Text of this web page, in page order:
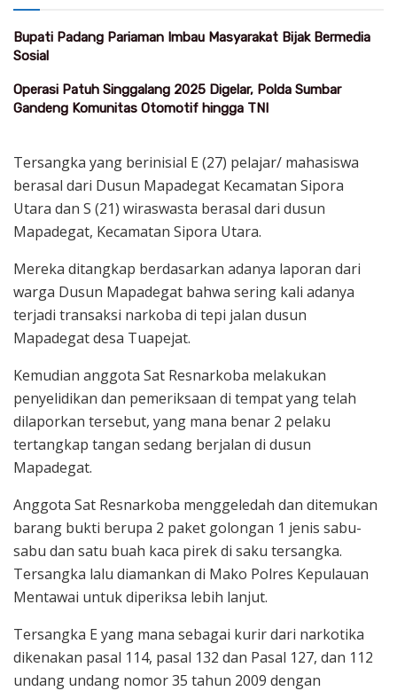
Bupati Padang Pariaman Imbau Masyarakat Bijak Bermedia
Sosial
Operasi Patuh Singgalang 2025 Digelar, Polda Sumbar
Gandeng Komunitas Otomotif hingga TNI
Tersangka yang berinisial E (27) pelajar/ mahasiswa
berasal dari Dusun Mapadegat Kecamatan Sipora
Utara dan S (21) wiraswasta berasal dari dusun
Mapadegat, Kecamatan Sipora Utara.
Mereka ditangkap berdasarkan adanya laporan dari
warga Dusun Mapadegat bahwa sering kali adanya
terjadi transaksi narkoba di tepi jalan dusun
Mapadegat desa Tuapejat.
Kemudian anggota Sat Resnarkoba melakukan
penyelidikan dan pemeriksaan di tempat yang telah
dilaporkan tersebut, yang mana benar 2 pelaku
tertangkap tangan sedang berjalan di dusun
Mapadegat.
Anggota Sat Resnarkoba menggeledah dan ditemukan
barang bukti berupa 2 paket golongan 1 jenis sabu-
sabu dan satu buah kaca pirek di saku tersangka.
Tersangka lalu diamankan di Mako Polres Kepulauan
Mentawai untuk diperiksa lebih lanjut.
Tersangka E yang mana sebagai kurir dari narkotika
dikenakan pasal 114, pasal 132 dan Pasal 127, dan 112
undang undang nomor 35 tahun 2009 dengan